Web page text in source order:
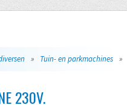
» Tuin- en parkmachines »
230V.